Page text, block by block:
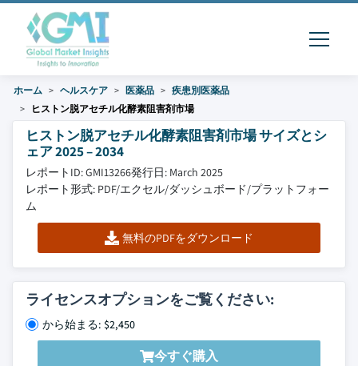
ホーム ヘルスケア 医薬品
疾患別医薬品
ヒストン脱アセチル化酵素阻害剤市場
ヒストン脱アセチル化酵素阻害剤市場 サイズとシ
ェア 2025 – 2034
レポートID: GMI13266発行日: March 2025
レポート形式: PDF/エクセル/ダッシュボード/プラットフォー
ム
無料のPDFをダウンロード
ライセンスオプションをご覧ください:
から始まる: $2,450
今すぐ購入